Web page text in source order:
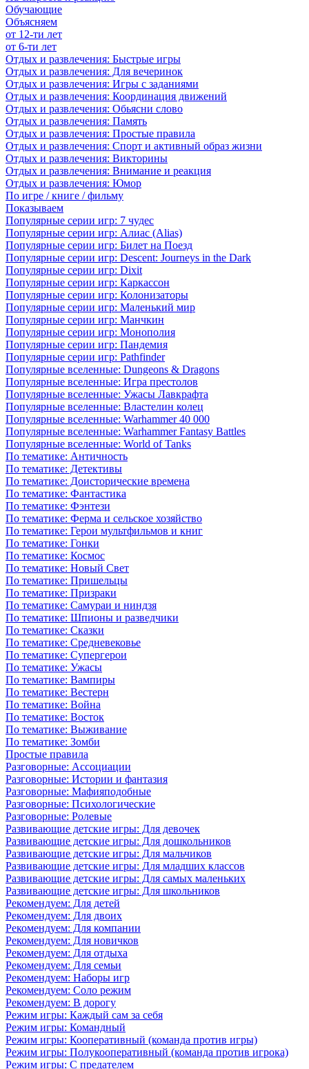
Обучающие
Объясняем
от 12-ти лет
от 6-ти лет
Отдых и развлечения: Быстрые игры
Отдых и развлечения: Для вечеринок
Отдых и развлечения: Игры с заданиями
Отдых и развлечения: Координация движений
Отдых и развлечения: Обьясни слово
Отдых и развлечения: Память
Отдых и развлечения: Простые правила
Отдых и развлечения: Спорт и активный образ жизни
Отдых и развлечения: Викторины
Отдых и развлечения: Внимание и реакция
Отдых и развлечения: Юмор
По игре / книге / фильму
Показываем
Популярные серии игр: 7 чудес
Популярные серии игр: Алиас (Alias)
Популярные серии игр: Билет на Поезд
Популярные серии игр: Descent: Journeys in the Dark
Популярные серии игр: Dixit
Популярные серии игр: Каркассон
Популярные серии игр: Колонизаторы
Популярные серии игр: Маленький мир
Популярные серии игр: Манчкин
Популярные серии игр: Монополия
Популярные серии игр: Пандемия
Популярные серии игр: Pathfinder
Популярные вселенные: Dungeons & Dragons
Популярные вселенные: Игра престолов
Популярные вселенные: Ужасы Лавкрафта
Популярные вселенные: Властелин колец
Популярные вселенные: Warhammer 40 000
Популярные вселенные: Warhammer Fantasy Battles
Популярные вселенные: World of Tanks
По тематике: Античность
По тематике: Детективы
По тематике: Доисторические времена
По тематике: Фантастика
По тематике: Фэнтези
По тематике: Ферма и сельское хозяйство
По тематике: Герои мультфильмов и книг
По тематике: Гонки
По тематике: Космос
По тематике: Новый Свет
По тематике: Пришельцы
По тематике: Призраки
По тематике: Самураи и ниндзя
По тематике: Шпионы и разведчики
По тематике: Сказки
По тематике: Средневековье
По тематике: Супергерои
По тематике: Ужасы
По тематике: Вампиры
По тематике: Вестерн
По тематике: Война
По тематике: Восток
По тематике: Выживание
По тематике: Зомби
Простые правила
Разговорные: Ассоциации
Разговорные: Истории и фантазия
Разговорные: Мафияподобные
Разговорные: Психологические
Разговорные: Ролевые
Развивающие детские игры: Для девочек
Развивающие детские игры: Для дошкольников
Развивающие детские игры: Для мальчиков
Развивающие детские игры: Для младших классов
Развивающие детские игры: Для самых маленьких
Развивающие детские игры: Для школьников
Рекомендуем: Для детей
Рекомендуем: Для двоих
Рекомендуем: Для компании
Рекомендуем: Для новичков
Рекомендуем: Для отдыха
Рекомендуем: Для семьи
Рекомендуем: Наборы игр
Рекомендуем: Соло режим
Рекомендуем: В дорогу
Режим игры: Каждый сам за себя
Режим игры: Командный
Режим игры: Кооперативный (команда против игры)
Режим игры: Полукооперативный (команда против игрока)
Режим игры: С предателем